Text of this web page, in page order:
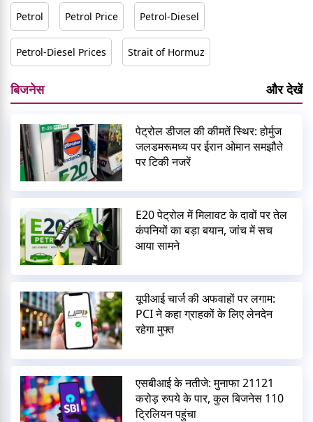
Petrol Petrol Price Petrol-Diesel
Petrol-Diesel Prices Strait of Hormuz
बिजनेस और देखें
पेट्रोल डीजल की कीमतें स्थिर: होर्मुज
जलडमरूमध्य पर ईरान ओमान समझौते
पर टिकी नजरें
E20 पेट्रोल में मिलावट के दावों पर तेल
कंपनियों का बड़ा बयान, जांच में सच
आया सामने
यूपीआई चार्ज की अफवाहों पर लगाम:
PCI ने कहा ग्राहकों के लिए लेनदेन
रहेगा मुफ्त
एसबीआई के नतीजे: मुनाफा 21121
करोड़ रुपये के पार, कुल बिजनेस 110
ट्रिलियन पहुंचा